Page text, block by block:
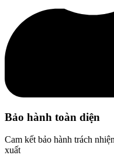
Bảo hành toàn diện
Cam kết bảo hành trách
xuất